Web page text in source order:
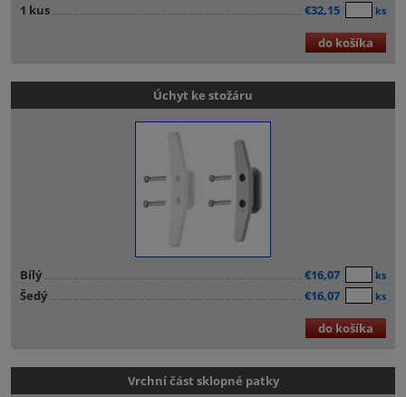
1 kus €32,15 ks
do košíka
Úchyt ke stožáru
Bílý €16,07 ks
Šedý €16,07 ks
do košíka
Vrchní část sklopné patky